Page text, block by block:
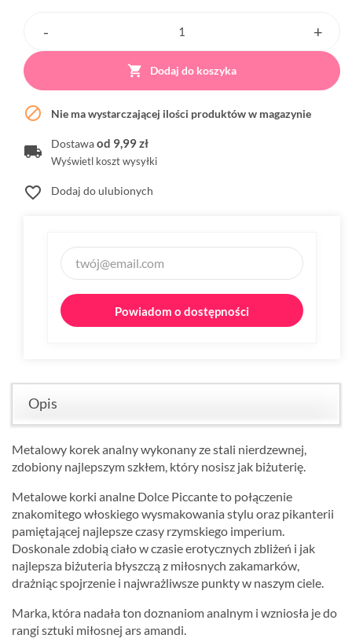
 Dodaj do koszyka
 Nie ma wystarczającej ilości produktów w magazynie
Dostawaod 9,99 zł
Wyświetl koszt wysyłki
favorite_border Dodaj do ulubionych
Powiadom o dostępności
Opis
Metalowy korek analny wykonany ze stali nierdzewnej,
zdobiony najlepszym szkłem, który nosisz jak biżuterię.
Metalowe korki analne Dolce Piccante to połączenie
znakomitego włoskiego wysmakowania stylu oraz pikanterii
pamiętającej najlepsze czasy rzymskiego imperium.
Doskonale zdobią ciało w czasie erotycznych zbliżeń i jak
najlepsza biżuteria błyszczą z miłosnych zakamarków,
drażniąc spojrzenie i najwrażliwsze punkty w naszym ciele.
Marka, która nadała ton doznaniom analnym i wzniosła je do
rangi sztuki miłosnej ars amandi.